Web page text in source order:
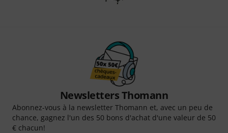
Newsletters Thomann
Abonnez-vous à la newsletter Thomann et, avec un peu de
chance, gagnez l'un des 50 bons d'achat d'une valeur de 50
€ chacun!